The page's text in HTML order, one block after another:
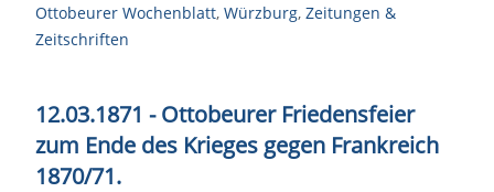
Ottobeurer Wochenblatt, Würzburg, Zeitungen &
Zeitschriften
12.03.1871 - Ottobeurer Friedensfeier
zum Ende des Krieges gegen Frankreich
1870/71.